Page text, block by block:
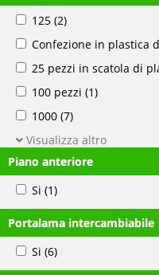
125 (2)
Confezione in plastica
25 pezzi in scatola di
100 pezzi (1)
1000 (7)
Visualizza altro
Piano anteriore
Si (1)
Portalama intercambiabile
Si (6)